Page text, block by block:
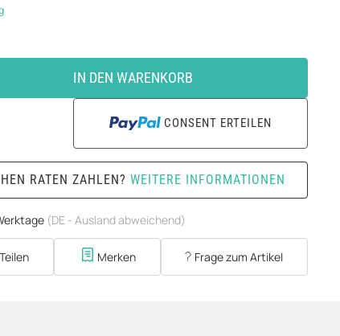
IN DEN WARENKORB
CONSENT ERTEILEN
RATEN ZAHLEN? WEITERE INFORMATIONEN
(DE - Ausland abweichend)
Teilen Merken Frage zum Artikel